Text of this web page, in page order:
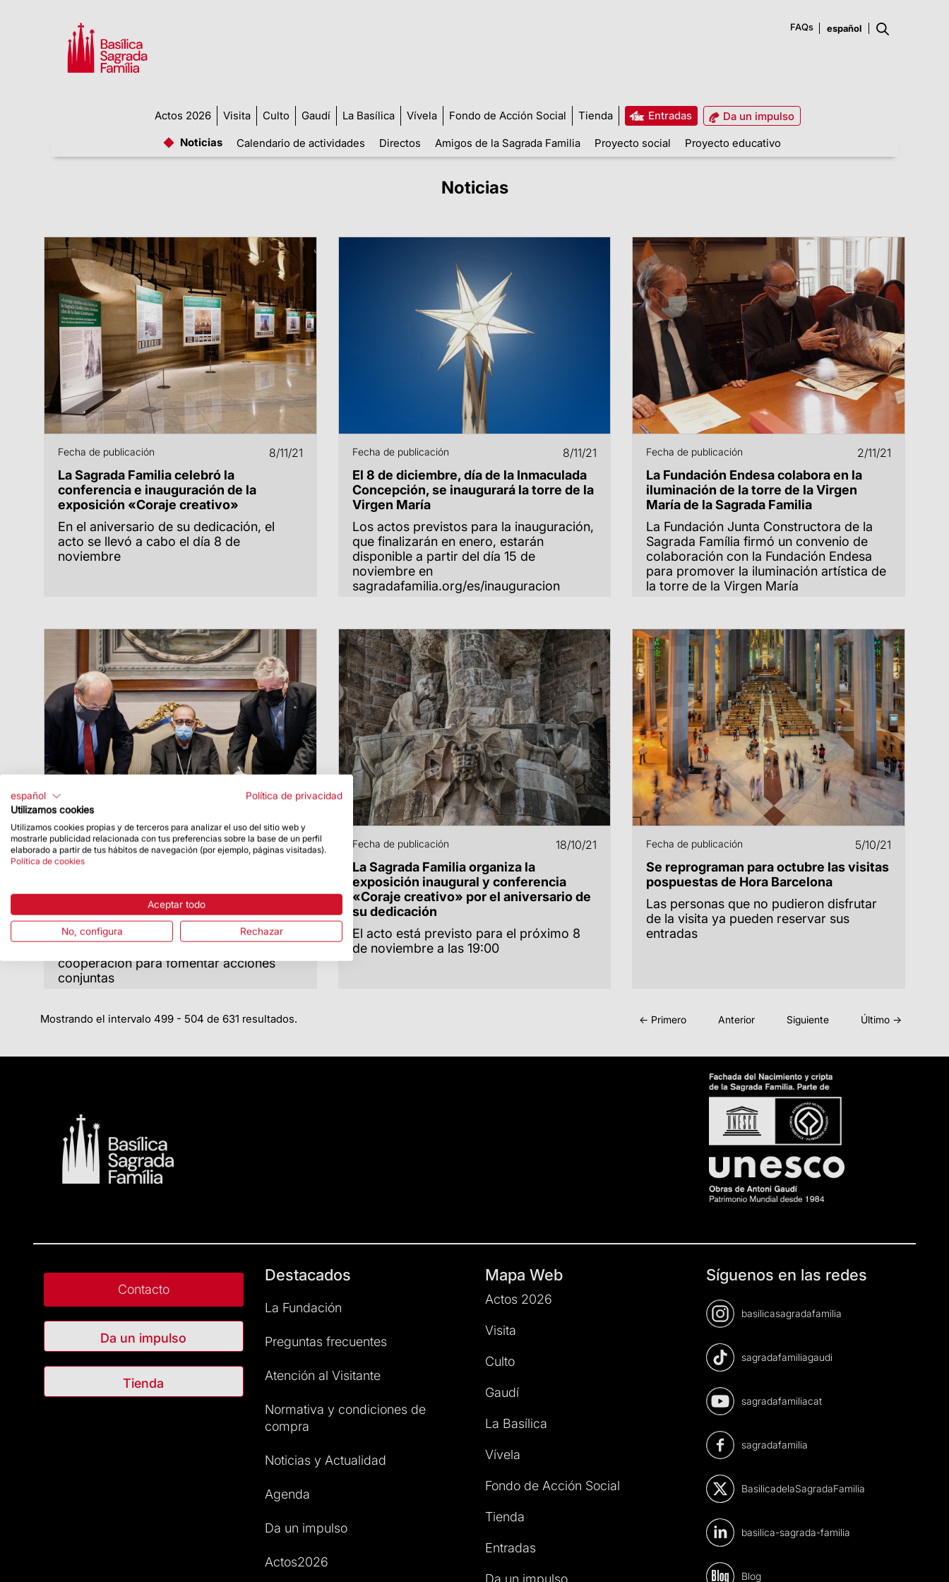
FAQs
Actos 2026 Visita Culto Gaudí La Basílica Vívela Fondo de Acción Social Tienda Entradas
Da un impulso
Noticias
Calendario de actividades Directos Amigos de la Sagrada Familia Proyecto social Proyecto educativo
Noticias
Fecha de publicación 8/11/21
La Sagrada Familia celebró la
conferencia e inauguración de la
exposición «Coraje creativo»
En el aniversario de su dedicación, el
acto se llevó a cabo el día 8 de
noviembre
Fecha de publicación 8/11/21
El 8 de diciembre, día de la Inmaculada
Concepción, se inaugurará la torre de la
Virgen María
Los actos previstos para la inauguración,
que finalizarán en enero, estarán
disponible a partir del día 15 de
noviembre en
sagradafamilia.org/es/inauguracion
Fecha de publicación 2/11/21
La Fundación Endesa colabora en la
iluminación de la torre de la Virgen
María de la Sagrada Familia
La Fundación Junta Constructora de la
Sagrada Família firmó un convenio de
colaboración con la Fundación Endesa
para promover la iluminación artística de
la torre de la Virgen María
Fecha de publicación 28/10/21
La culminación de la torre de la Virgen
Sagrada Familia y la Catedral de
Barcelona
La unión de las instituciones se ha
cooperación para fomentar acciones
conjuntas
Fecha de publicación 18/10/21
La Sagrada Familia organiza la
exposición inaugural y conferencia
«Coraje creativo» por el aniversario de
su dedicación
El acto está previsto para el próximo 8
de noviembre a las 19:00
Fecha de publicación 5/10/21
Se reprograman para octubre las visitas
pospuestas de Hora Barcelona
Las personas que no pudieron disfrutar
de la visita ya pueden reservar sus
entradas
Mostrando el intervalo 499 - 504 de 631 resultados. ← Primero Anterior Siguiente Último →
Contacto
Da un impulso
Tienda
Destacados
La Fundación
Preguntas frecuentes
Atención al Visitante
Normativa y condiciones de
compra
Noticias y Actualidad
Agenda
Da un impulso
Actos2026
Mapa Web
Actos 2026
Visita
Culto
Gaudí
La Basílica
Vívela
Fondo de Acción Social
Tienda
Entradas
Da un impulso
Síguenos en las redes
basilicasagradafamilia
sagradafamiliagaudi
sagradafamiliacat
sagradafamilia
BasilicadelaSagradaFamilia
basilica-sagrada-familia
Blog
español
Política de privacidad
Utilizamos cookies
Utilizamos cookies propias y de terceros para analizar el uso del sitio web y
mostrarle publicidad relacionada con tus preferencias sobre la base de un perfil
elaborado a partir de tus hábitos de navegación (por ejemplo, páginas visitadas).
Política de cookies
Aceptar todo
No, configura Rechazar